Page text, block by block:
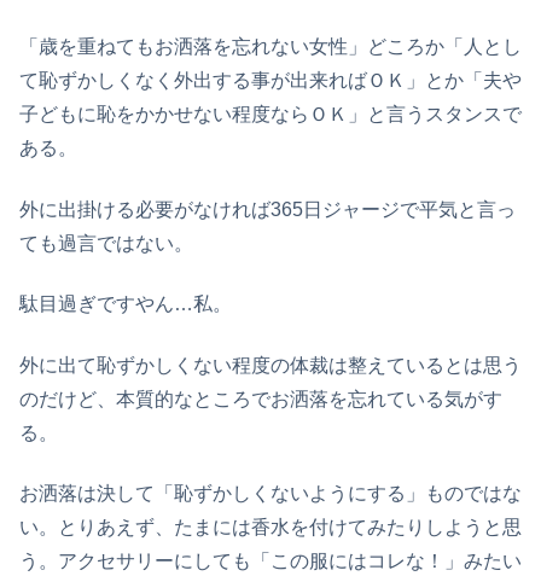
「歳を重ねてもお洒落を忘れない女性」どころか「人とし
て恥ずかしくなく外出する事が出来ればＯＫ」とか「夫や
子どもに恥をかかせない程度ならＯＫ」と言うスタンスで
ある。
外に出掛ける必要がなければ365日ジャージで平気と言っ
ても過言ではない。
駄目過ぎですやん…私。
外に出て恥ずかしくない程度の体裁は整えているとは思う
のだけど、本質的なところでお洒落を忘れている気がす
る。
お洒落は決して「恥ずかしくないようにする」ものではな
い。とりあえず、たまには香水を付けてみたりしようと思
う。アクセサリーにしても「この服にはコレな！」みたい